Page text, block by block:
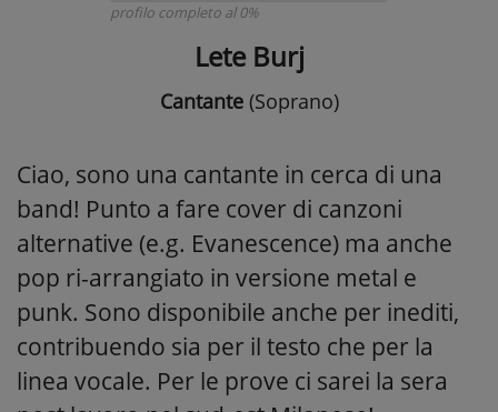
profilo completo al 0%
Lete Burj
Cantante(Soprano)
Ciao, sono una cantante in cerca di una
band! Punto a fare cover di canzoni
alternative (e.g. Evanescence) ma anche
pop ri-arrangiato in versione metal e
punk. Sono disponibile anche per inediti,
contribuendo sia per il testo che per la
linea vocale. Per le prove ci sarei la sera